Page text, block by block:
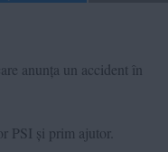
anunța un accident în
PSI și prim ajutor.